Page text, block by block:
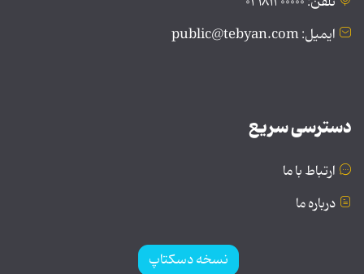
ایمیل: public@tebyan.com
دسترسی سریع
ارتباط با ما
درباره ما
نسخه دسکتاپ